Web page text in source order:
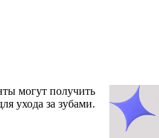
могут получить
ухода за зубами.